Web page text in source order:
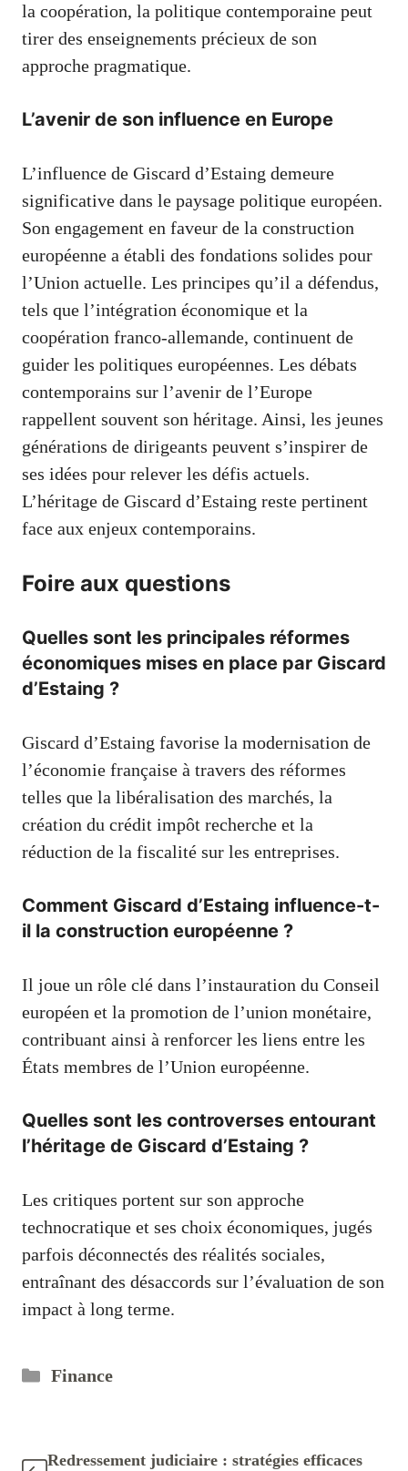
la coopération, la politique contemporaine peut
tirer des enseignements précieux de son
approche pragmatique.
L’avenir de son influence en Europe
L’influence de Giscard d’Estaing demeure
significative dans le paysage politique européen.
Son engagement en faveur de la construction
européenne a établi des fondations solides pour
l’Union actuelle. Les principes qu’il a défendus,
tels que l’intégration économique et la
coopération franco-allemande, continuent de
guider les politiques européennes. Les débats
contemporains sur l’avenir de l’Europe
rappellent souvent son héritage. Ainsi, les jeunes
générations de dirigeants peuvent s’inspirer de
ses idées pour relever les défis actuels.
L’héritage de Giscard d’Estaing reste pertinent
face aux enjeux contemporains.
Foire aux questions
Quelles sont les principales réformes
économiques mises en place par Giscard
d’Estaing ?
Giscard d’Estaing favorise la modernisation de
l’économie française à travers des réformes
telles que la libéralisation des marchés, la
création du crédit impôt recherche et la
réduction de la fiscalité sur les entreprises.
Comment Giscard d’Estaing influence-t-
il la construction européenne ?
Il joue un rôle clé dans l’instauration du Conseil
européen et la promotion de l’union monétaire,
contribuant ainsi à renforcer les liens entre les
États membres de l’Union européenne.
Quelles sont les controverses entourant
l’héritage de Giscard d’Estaing ?
Les critiques portent sur son approche
technocratique et ses choix économiques, jugés
parfois déconnectés des réalités sociales,
entraînant des désaccords sur l’évaluation de son
impact à long terme.
Catégories
Finance
Redressement judiciaire : stratégies efficaces